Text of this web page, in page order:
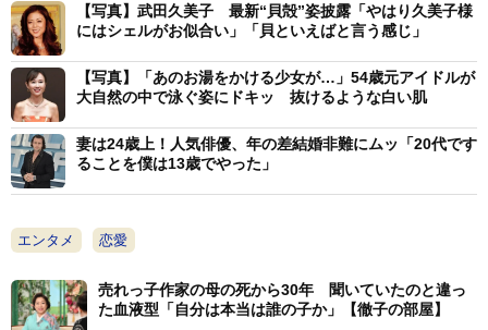
【写真】武田久美子 最新“貝殻”姿披露「やはり久美子様
にはシェルがお似合い」「貝といえばと言う感じ」
【写真】「あのお湯をかける少女が…」54歳元アイドルが
大自然の中で泳ぐ姿にドキッ 抜けるような白い肌
妻は24歳上！人気俳優、年の差結婚非難にムッ「20代です
ることを僕は13歳でやった」
エンタメ 恋愛
売れっ子作家の母の死から30年 聞いていたのと違っ
た血液型「自分は本当は誰の子か」【徹子の部屋】